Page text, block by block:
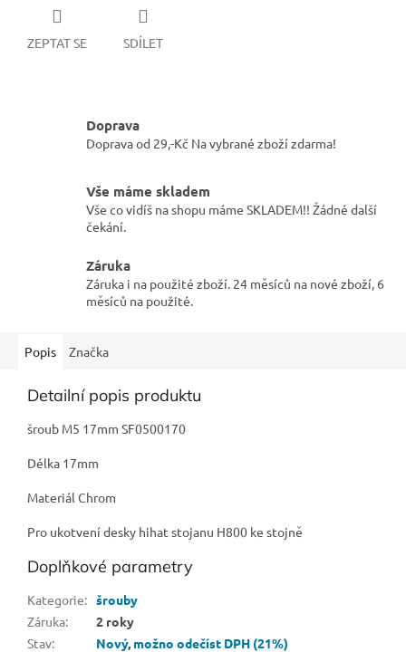
ZEPTAT SE SDÍLET
Doprava
Doprava od 29,-Kč Na vybrané zboží zdarma!
Vše máme skladem
Vše co vidíš na shopu máme SKLADEM!! Žádné další
čekání.
Záruka
Záruka i na použité zboží. 24 měsíců na nové zboží, 6
měsíců na použité.
Popis Značka
Detailní popis produktu
šroub M5 17mm SF0500170
Délka 17mm
Materiál Chrom
Pro ukotvení desky hihat stojanu H800 ke stojně
Doplňkové parametry
Kategorie: šrouby
Záruka:
2 roky
Stav: Nový, možno odečíst DPH (21%)